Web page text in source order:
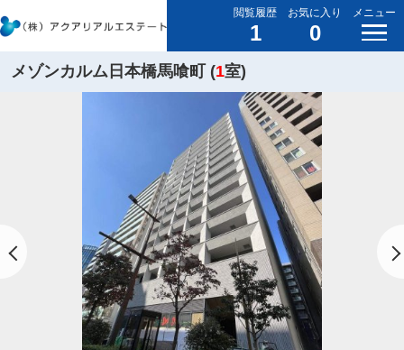
閲覧履歴
1
お気に入り
0
メニュー
メゾンカルム日本橋馬喰町 (1室)